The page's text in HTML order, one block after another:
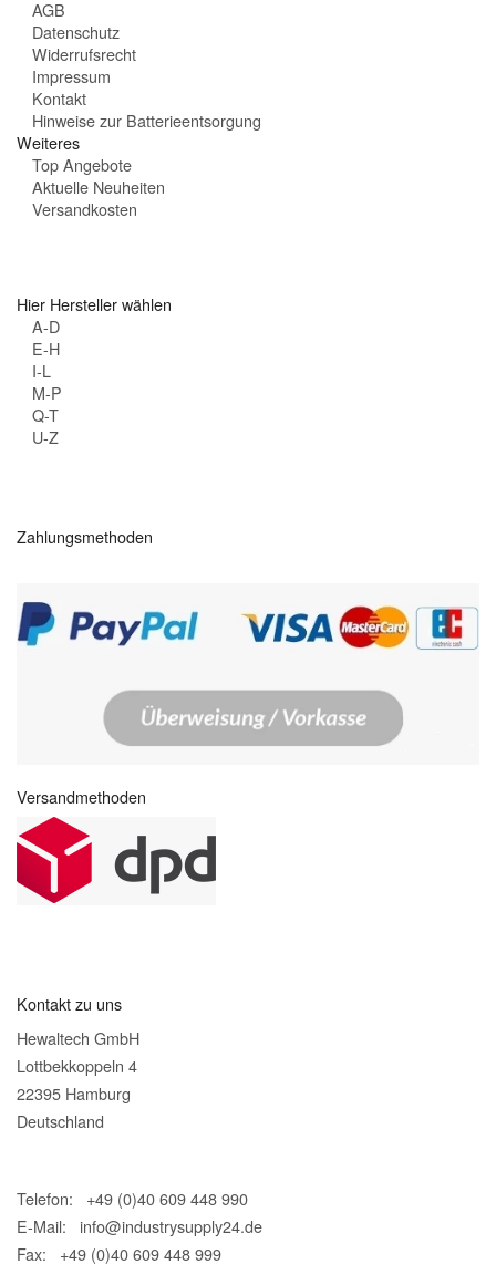
AGB
Datenschutz
Widerrufsrecht
Impressum
Kontakt
Hinweise zur Batterieentsorgung
Weiteres
Top Angebote
Aktuelle Neuheiten
Versandkosten
Hier Hersteller wählen
A-D
E-H
I-L
M-P
Q-T
U-Z
Zahlungsmethoden
Versandmethoden
Kontakt zu uns
Hewaltech GmbH
Lottbekkoppeln 4
22395 Hamburg
Deutschland
Telefon: +49 (0)40 609 448 990
E-Mail: info@industrysupply24.de
Fax: +49 (0)40 609 448 999